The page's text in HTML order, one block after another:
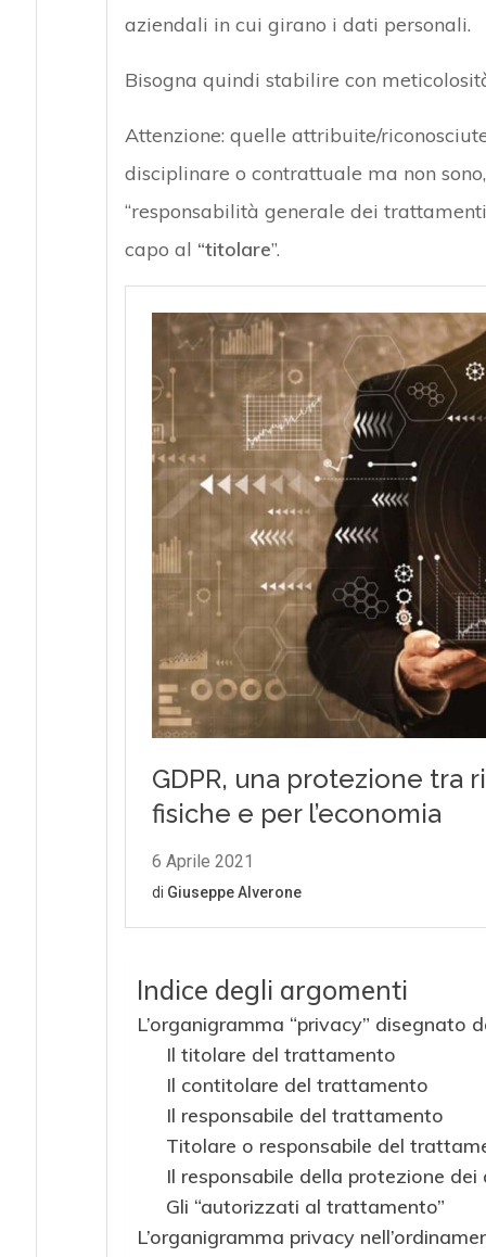
aziendali in cui girano i dati personali.
Bisogna quindi stabilire con
Attenzione: quelle attribuite/
disciplinare o contrattuale ma non
“responsabilità generale dei
capo al “titolare”.
Indice degli argomenti
L’organigramma “privacy” disegnato
Il titolare del trattamento
Il contitolare del trattamento
Il responsabile del trattamento
Titolare o responsabile del
Il responsabile della protezione
Gli “autorizzati al trattamento”
L’organigramma privacy